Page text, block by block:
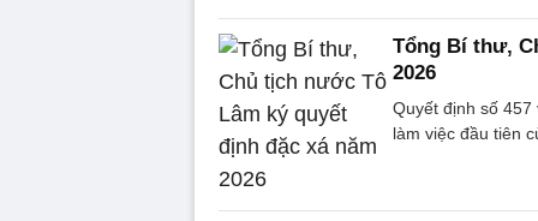
Tổng Bí thư,
2026
Quyết định số
làm việc đầu tiên